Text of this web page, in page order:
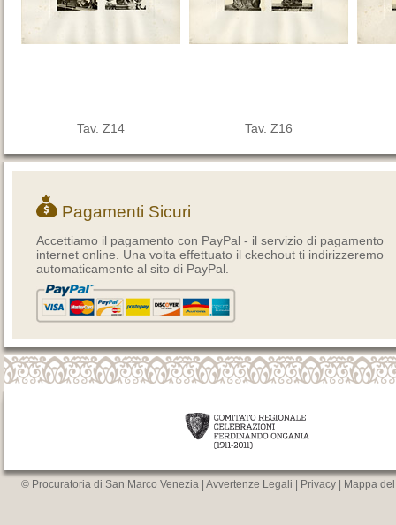
Tav. Z14 Tav. Z16
Pagamenti Sicuri
Accettiamo il pagamento con PayPal - il servizio di pagamento
internet online. Una volta effettuato il ckechout ti indirizzeremo
automaticamente al sito di PayPal.
© Procuratoria di San Marco Venezia | Avvertenze Legali Privacy Mappa